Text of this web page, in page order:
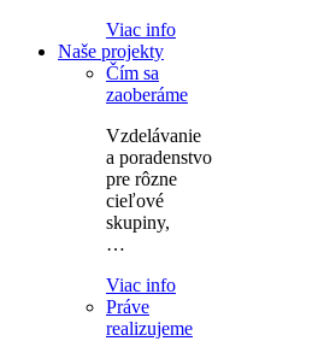
Viac info
Naše projekty
Čím sa
zaoberáme
Vzdelávanie
a poradenstvo
pre rôzne
cieľové
skupiny,
…
Viac info
Práve
realizujeme